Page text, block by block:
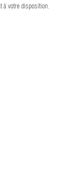
à votre disposition.